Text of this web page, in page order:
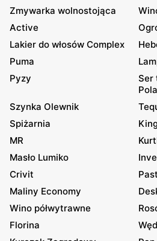
Zmywarka wolnostojąca
Active
Lakier do włosów Complex
Puma
Pyzy
Ser
Szynka Olewnik
Spiżarnia
MR
Masło Lumiko
Crivit
Maliny Economy
Wino półwytrawne
Florina